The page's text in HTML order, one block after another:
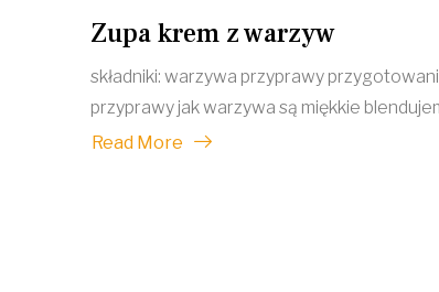
Zupa krem z warzyw
składniki: warzywa przyprawy
przyprawy jak warzywa są miękkie
Read More